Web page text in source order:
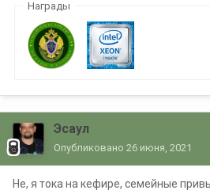
Награды
Эсаул
Опубликовано 26 июня, 2021
Не, я тока на кефире, семейные